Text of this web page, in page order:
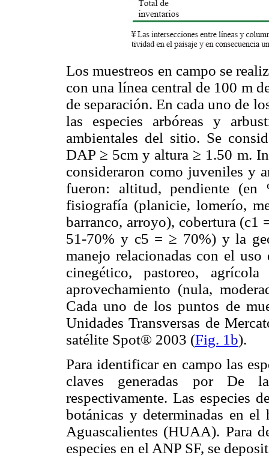
Los muestreos en campo se
con una línea central de 100 m
de separación. En cada uno de
las especies arbóreas y
ambientales del sitio. Se
DAP ≥ 5cm y altura ≥ 1.50 m.
consideraron como juveniles y
fueron: altitud, pendiente
fisiografía (planicie, lomerío,
barranco, arroyo), cobertura
51-70% y c5 = ≥ 70%) y la
manejo relacionadas con el
cinegético, pastoreo,
aprovechamiento (nula,
Cada uno de los puntos de
Unidades Transversas de
satélite Spot® 2003 (Fig. 1b).
Para identificar en campo las
claves generadas por De
respectivamente. Las especies
botánicas y determinadas en
Aguascalientes (HUAA). Para
especies en el ANP SF, se